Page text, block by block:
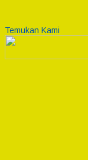
Temukan Kami